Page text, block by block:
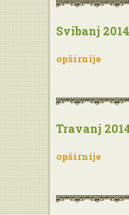
Svibanj 2014
opširnije
Travanj
opširnije